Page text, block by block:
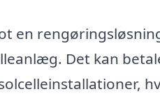
en
Det kan